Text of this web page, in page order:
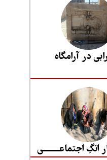
در آرامگاه
اجتماعــــــــی